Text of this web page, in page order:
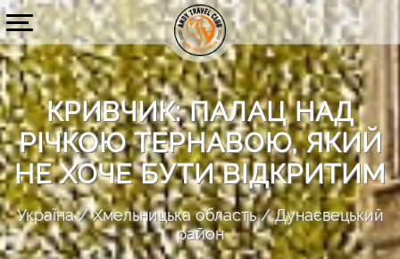
КРИВЧИК: ПАЛАЦ НАД
РІЧКОЮ ТЕРНАВОЮ, ЯКИЙ
НЕ ХОЧЕ БУТИ ВІДКРИТИМ
Україна Хмельницька область
Дунаєвецький
район